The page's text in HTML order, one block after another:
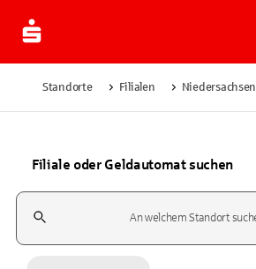
Standorte Filialen Niedersachsen
Filiale oder Geldautomat suchen
Suchfeld